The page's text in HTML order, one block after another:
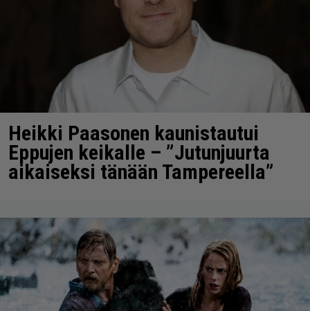
Heikki Paasonen kaunistautui
Eppujen keikalle – ”Jutunjuurta
aikaiseksi tänään Tampereella”